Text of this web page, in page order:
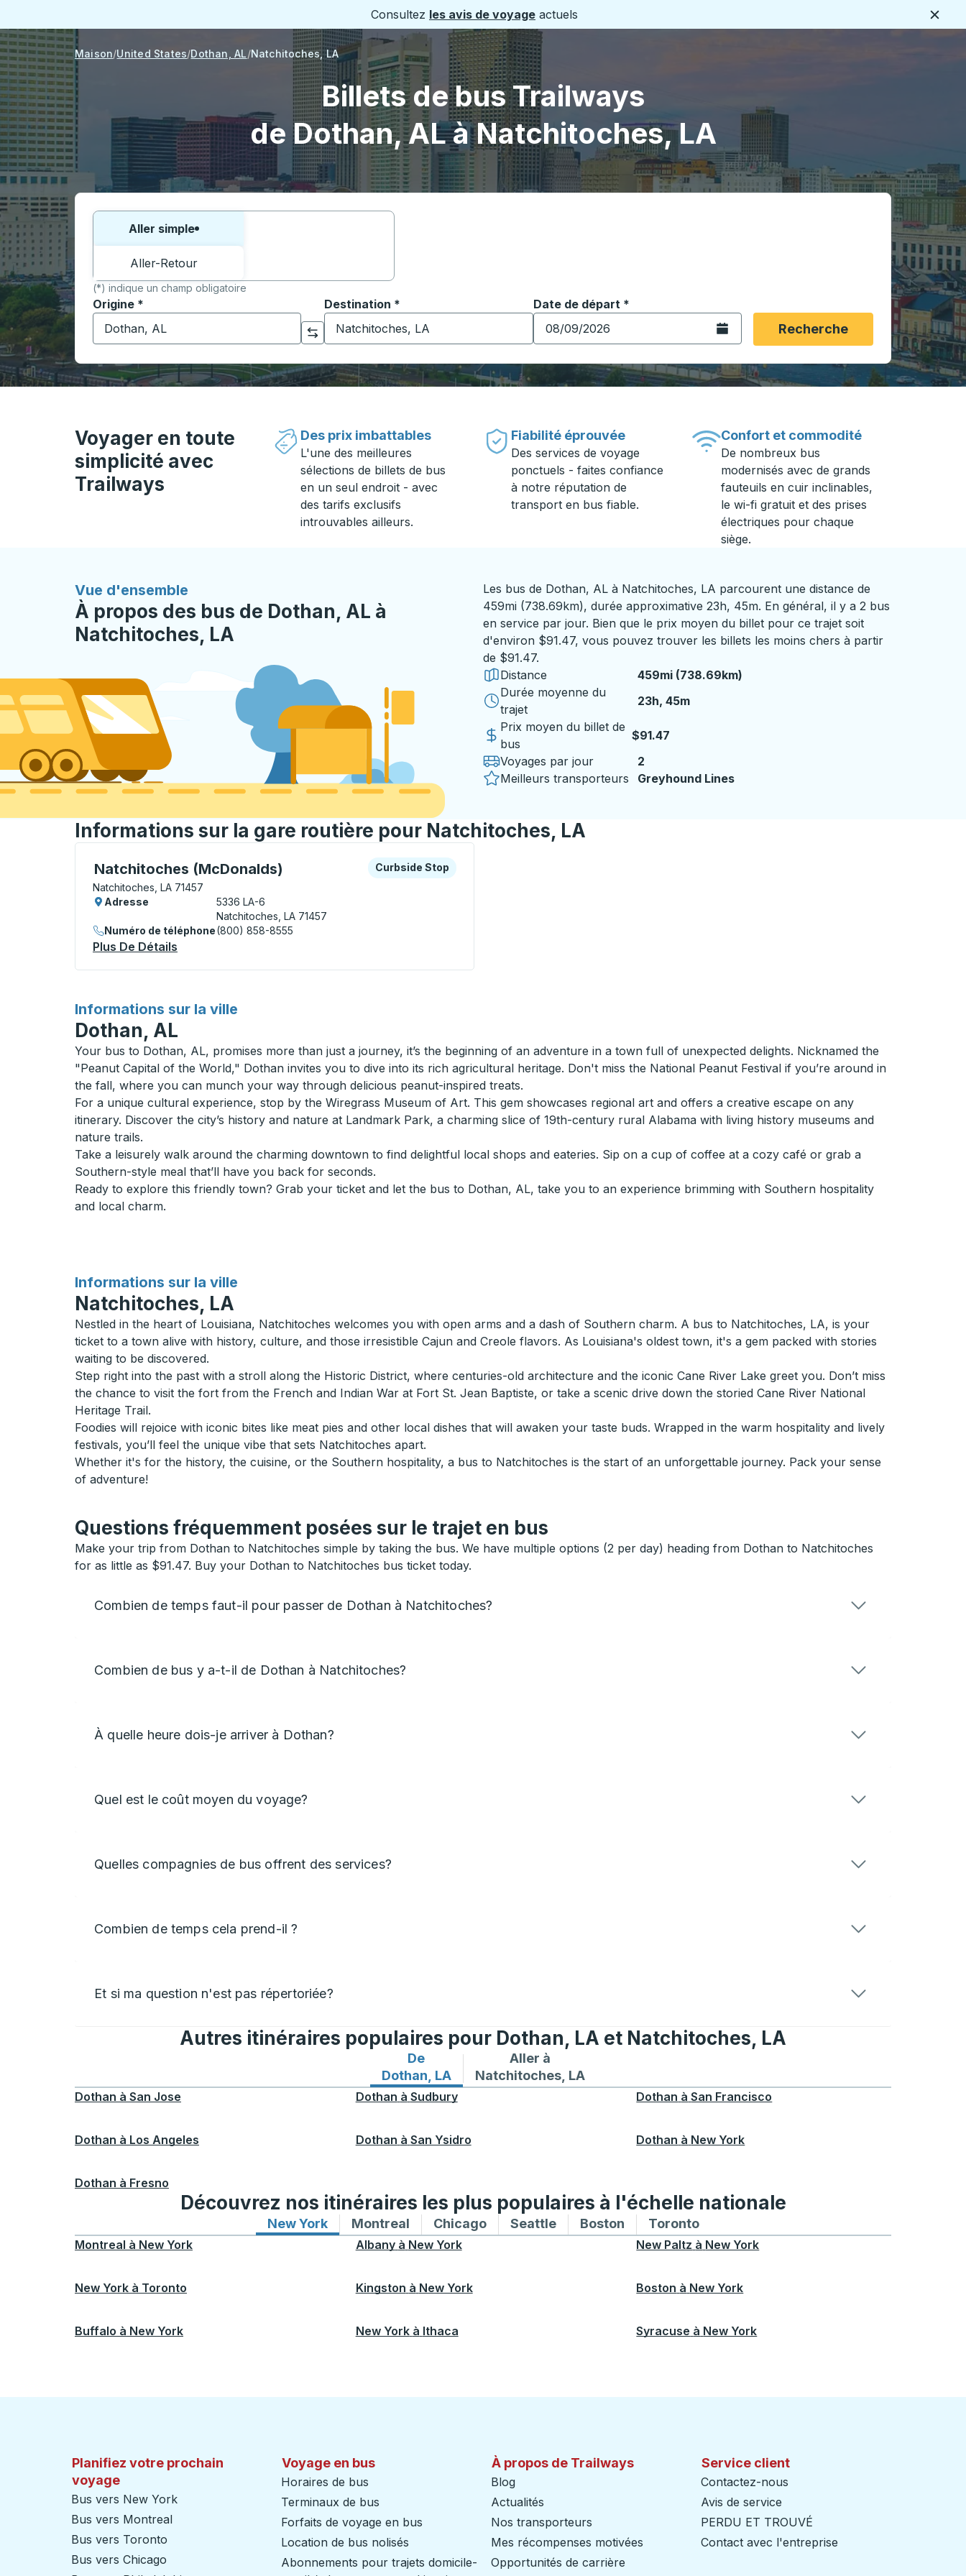
Consultez les avis de voyage actuels
Maison United States Dothan, AL Natchitoches, LA
Billets de bus Trailways
de Dothan, AL à Natchitoches, LA
Choisissez un sens ou un aller-retour:
Aller simple
Aller-Retour
(*) indique un champ obligatoire
Origine *
Commencez à saisir la ville d'origine pour ouvrir les options de localisation, puis utilisez les touches fléchées pour accéder à la ville d'origine souhaitée, puis
Cliquez pour changer vos sélections d'origine et de destination
Destination *
Commencez à saisir la ville de destination pour ouvrir les options de localisation, puis utilisez les touches fléchées
Date de départ *
Tapez la date au format date Barre oblique du mois à 2 chiffres Barre
Ouvrez le calendrier.Recherche
Voyager en toute
simplicité avec
Trailways
Des prix imbattables
L'une des meilleures
sélections de billets de bus
en un seul endroit - avec
des tarifs exclusifs
introuvables ailleurs.
Fiabilité éprouvée
Des services de voyage
ponctuels - faites confiance
à notre réputation de
transport en bus fiable.
Confort et commodité
De nombreux bus
modernisés avec de grands
fauteuils en cuir inclinables,
le wi-fi gratuit et des prises
électriques pour chaque
siège.
Vue d'ensemble
À propos des bus de Dothan, AL à
Natchitoches, LA
Les bus de Dothan, AL à Natchitoches, LA parcourent une distance de
459mi (738.69km), durée approximative 23h, 45m. En général, il y a 2 bus
en service par jour. Bien que le prix moyen du billet pour ce trajet soit
d'environ $91.47, vous pouvez trouver les billets les moins chers à partir
de $91.47.
Distance
459mi (738.69km)
Durée moyenne du
trajet
23 heures 45 minutes
23h, 45m
Prix moyen du billet de
bus
$91.47
Voyages par jour
2
Meilleurs transporteurs
Greyhound Lines
Informations sur la gare routière pour Natchitoches, LA
Natchitoches (McDonalds)
Curbside Stop, utilisez les touches fléchées ou la touche Tab pour en savoir plus sur cette gare routière
Natchitoches, LA 71457
Curbside Stop
Curbside Stop
Adresse
5336 LA-6
Natchitoches, LA 71457
Numéro de téléphone(800) 858-8555
Plus De Détails
Informations sur la ville
pour
Dothan, AL
Your bus to Dothan, AL, promises more than just a journey, it’s the beginning of an adventure in a town full of unexpected delights. Nicknamed the
"Peanut Capital of the World," Dothan invites you to dive into its rich agricultural heritage. Don't miss the National Peanut Festival if you’re around in
the fall, where you can munch your way through delicious peanut-inspired treats.
For a unique cultural experience, stop by the Wiregrass Museum of Art. This gem showcases regional art and offers a creative escape on any
itinerary. Discover the city’s history and nature at Landmark Park, a charming slice of 19th-century rural Alabama with living history museums and
nature trails.
Take a leisurely walk around the charming downtown to find delightful local shops and eateries. Sip on a cup of coffee at a cozy café or grab a
Southern-style meal that’ll have you back for seconds.
Ready to explore this friendly town? Grab your ticket and let the bus to Dothan, AL, take you to an experience brimming with Southern hospitality
and local charm.
Informations sur la ville
pour
Natchitoches, LA
Nestled in the heart of Louisiana, Natchitoches welcomes you with open arms and a dash of Southern charm. A bus to Natchitoches, LA, is your
ticket to a town alive with history, culture, and those irresistible Cajun and Creole flavors. As Louisiana's oldest town, it's a gem packed with stories
waiting to be discovered.
Step right into the past with a stroll along the Historic District, where centuries-old architecture and the iconic Cane River Lake greet you. Don’t miss
the chance to visit the fort from the French and Indian War at Fort St. Jean Baptiste, or take a scenic drive down the storied Cane River National
Heritage Trail.
Foodies will rejoice with iconic bites like meat pies and other local dishes that will awaken your taste buds. Wrapped in the warm hospitality and lively
festivals, you’ll feel the unique vibe that sets Natchitoches apart.
Whether it's for the history, the cuisine, or the Southern hospitality, a bus to Natchitoches is the start of an unforgettable journey. Pack your sense
of adventure!
Questions fréquemment posées sur le trajet en bus
Make your trip from Dothan to Natchitoches simple by taking the bus. We have multiple options (2 per day) heading from Dothan to Natchitoches
for as little as $91.47. Buy your Dothan to Natchitoches bus ticket today.
Combien de temps faut-il pour passer de Dothan à Natchitoches?
Combien de bus y a-t-il de Dothan à Natchitoches?
À quelle heure dois-je arriver à Dothan?
Quel est le coût moyen du voyage?
Quelles compagnies de bus offrent des services?
Combien de temps cela prend-il ?
Et si ma question n'est pas répertoriée?
Autres itinéraires populaires pour Dothan, LA et Natchitoches, LA
De
Dothan, LA
Itinéraires de bus depuis Dothan, LA
Aller à
Natchitoches, LA
Itinéraires de bus vers Natchitoches, LA
Dothan à San Jose Dothan à Sudbury Dothan à San Francisco
Dothan à Los Angeles Dothan à San Ysidro Dothan à New York
Dothan à Fresno
Découvrez nos itinéraires les plus populaires à l'échelle nationale
New YorkItinéraires de bus vers et depuis New York
Montreal Itinéraires de bus vers et depuis Montreal
ChicagoItinéraires de bus vers et depuis Chicago
SeattleItinéraires de bus vers et depuis Seattle
Boston Itinéraires de bus vers et depuis Boston
TorontoItinéraires de bus vers et depuis Toronto
Montreal à New York Albany à New York New Paltz à New York
New York à Toronto Kingston à New York Boston à New York
Buffalo à New York New York à Ithaca Syracuse à New York
Planifiez votre prochain
voyage
Bus vers New York
Bus vers Montreal
Bus vers Toronto
Bus vers Chicago
Voyage en bus
Horaires de bus
Terminaux de bus
Forfaits de voyage en bus
Location de bus nolisés
Abonnements pour trajets domicile-
À propos de Trailways
Blog
Actualités
Nos transporteurs
Mes récompenses motivées
Opportunités de carrière
Service client
Contactez-nous
Avis de service
PERDU ET TROUVÉ
Contact avec l'entreprise